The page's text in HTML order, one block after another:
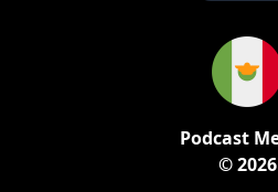
Podcast
© 2026